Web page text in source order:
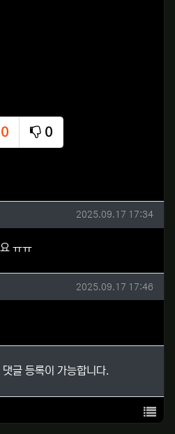
0
천
0
비추천
작성일
2025.09.17 17:34
ㅠㅠ
작성일
2025.09.17 17:46
글 등록이 가능합니다.
목록